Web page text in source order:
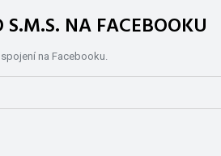
S.M.S. NA FACEBOOKU
na Facebooku.